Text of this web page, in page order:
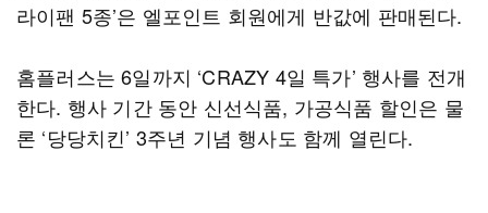
라이팬 5종’은 엘포인트 회원에게 반값에 판매된다.
홈플러스는 6일까지 ‘CRAZY 4일 특가’ 행사를 전개
한다. 행사 기간 동안 신선식품, 가공식품 할인은 물
론 ‘당당치킨’ 3주년 기념 행사도 함께 열린다.